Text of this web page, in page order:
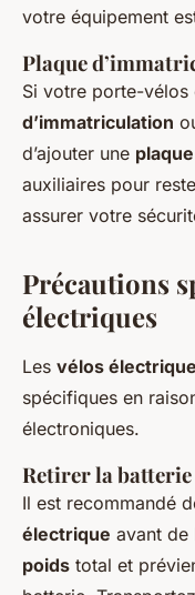
votre équipement
Plaque
Si votre porte-
d’immatriculation
d’ajouter une plaque
auxiliaires pour
assurer votre
Précautions
électriques
Les vélos
spécifiques en
électroniques.
Retirer la batterie
Il est recommandé
électrique avant de
poids total et